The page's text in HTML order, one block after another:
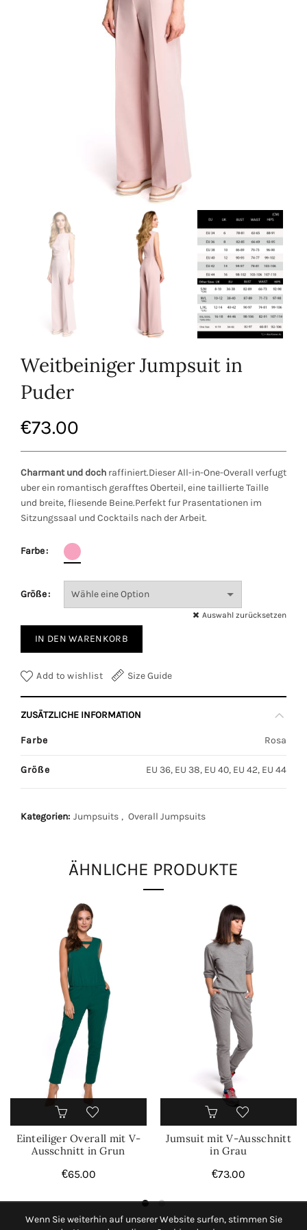
Weitbeiniger Jumpsuit in
Puder
€73.00
Charmant und doch raffiniert.Dieser All-in-One-Overall verfugt
uber ein romantisch gerafftes Oberteil, eine taillierte Taille
und breite, fliesende Beine.Perfekt fur Prasentationen im
Sitzungssaal und Cocktails nach der Arbeit.
Farbe
Größe
Auswahl zurücksetzen
IN DEN WARENKORB
Add to wishlist Size Guide
ZUSÄTZLICHE INFORMATION
Farbe Rosa
Größe EU 36, EU 38, EU 40, EU 42, EU 44
Kategorien: Jumpsuits , Overall Jumpsuits
ÄHNLICHE PRODUKTE
Einteiliger Overall mit V-
Ausschnitt in Grun
€65.00
Jumsuit mit V-Ausschnitt
in Grau
€73.00
Wenn Sie weiterhin auf unserer Website surfen, stimmen Sie